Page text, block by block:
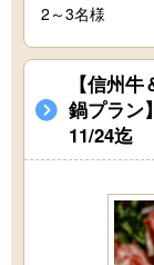
2～3名様
【信州
鍋プラン
11/24迄